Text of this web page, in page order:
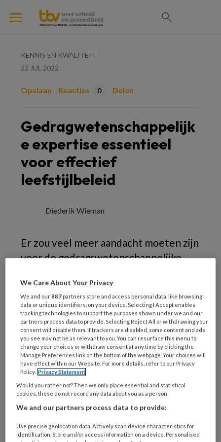
KENNIS EN KWALITEIT
22 JUL 2022
Opslaan Reacties 0 Delen
Gedragwetenschappelijk
e expertise essentieel
voor effectief
leefstijlbeleid
Diederik Wieman
Er zou veel meer aandacht moeten zijn
voor de gedragswetenschappelijke
maatschappelijke uitdagingen: mensen
aanzetten tot een gezonde leefstijl en
preventie. Immers, verandering in
leefstijl is gedragsverandering.
Daarom roepen twaalf
gerenommeerde gedragsexperts op
tot actie: zet primair gedragsexpertise
in bij de ontwikkeling en
implementatie van interventies en
Alleen dan halen we ons doel van een
We Care About Your Privacy
We and our887 partners store and access personal data, like browsing
data or unique identifiers, on your device. Selecting I Accept enables
tracking technologies to support the purposes shown under we and our
partners process data to provide. Selecting Reject All or withdrawing your
consent will disable them. If trackers are disabled, some content and ads
you see may not be as relevant to you. You can resurface this menu to
change your choices or withdraw consent at any time by clicking the
Manage Preferences link on the bottom of the webpage. Your choices will
have effect within our Website. For more details, refer to our Privacy
Policy. Privacy Statement
Would you rather not? Then we only place essential and statistical
cookies, these do not record any data about you as a person
We and our partners process data to provide:
Use precise geolocation data. Actively scan device characteristics for
identification. Store and/or access information on a device. Personalised